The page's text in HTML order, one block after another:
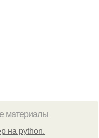
материалы
на python.